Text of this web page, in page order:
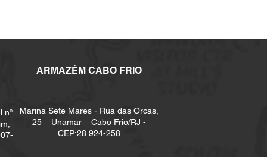
ARMAZÉM CABO FRIO
nº
Marina Sete Mares - Rua das Orcas,
25 – Unamar – Cabo Frio/RJ -
CEP:28.924-258